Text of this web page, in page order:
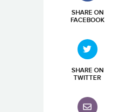
SHARE ON
FACEBOOK
SHARE ON
TWITTER